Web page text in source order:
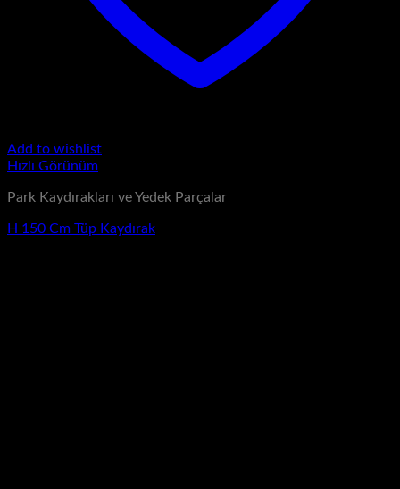
Add to wishlist
Hızlı Görünüm
Park Kaydırakları ve Yedek Parçalar
H 150 Cm Tüp Kaydırak